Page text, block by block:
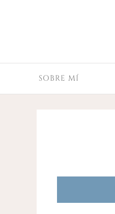
SOBRE MÍ